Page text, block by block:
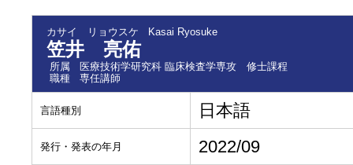
カサイ リョウスケ Kasai Ryosuke
笠井 亮佑
所属
医療技術学研究科 臨床検査学専攻 修士課程
職種
専任講師
言語種別 日本語
発行・発表の年月 2022/09